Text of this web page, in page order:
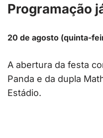
Programação
20 de agosto (quinta-
A abertura da festa
Panda e da dupla
Estádio.